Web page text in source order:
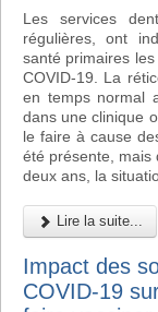
Les services
régulières, ont
santé primaires
COVID-19. La
en temps normal
dans une clinique
le faire à cause
été présente, mais
deux ans, la
Lire la suite...
Impact des
COVID-19